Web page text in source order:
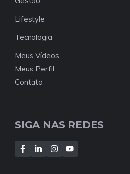
Lifestyle
Tecnologia
Meus Vídeos
Meus Perfil
Contato
SIGA NAS REDES